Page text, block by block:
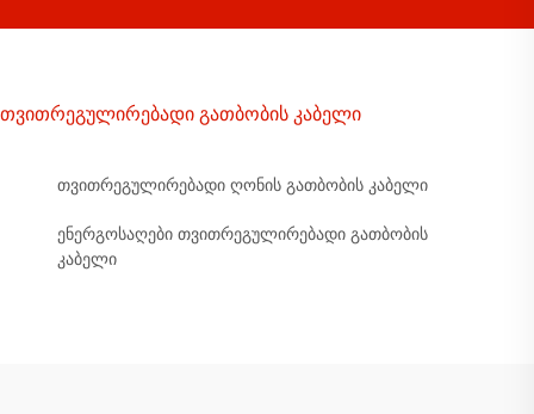
თვითრეგულირებადი გათბობის კაბელი
თვითრეგულირებადი ღონის გათბობის კაბელი
ენერგოსაღები თვითრეგულირებადი გათბობის
კაბელი